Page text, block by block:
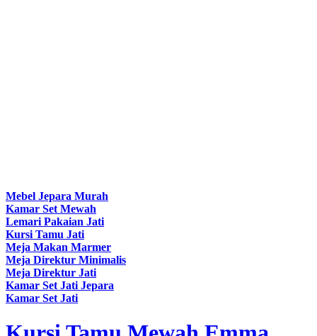
Mebel Jepara Murah
Kamar Set Mewah
Lemari Pakaian Jati
Kursi Tamu Jati
Meja Makan Marmer
Meja Direktur Minimalis
Meja Direktur Jati
Kamar Set Jati Jepara
Kamar Set Jati